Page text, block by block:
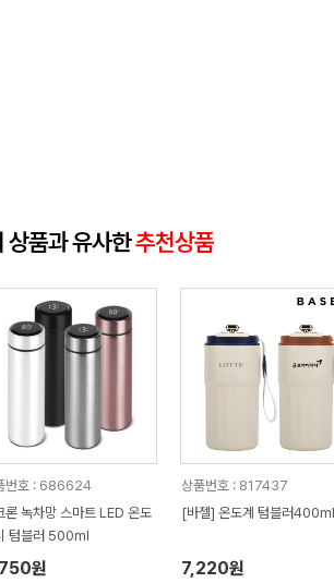
상품과 유사한추천상품
번호 : 686624
론 녹차망 스마트 LED 온도
텀블러 500ml
원
상품번호 : 817437
[바젤] 온도계 텀블러400ml
7,220원